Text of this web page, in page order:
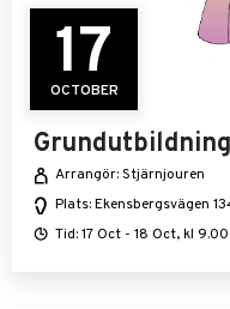
17
OCTOBER
Arrangör: Stjärnjouren
Plats: Ekensbergsvägen
Tid: 17 Oct - 18 Oct, kl